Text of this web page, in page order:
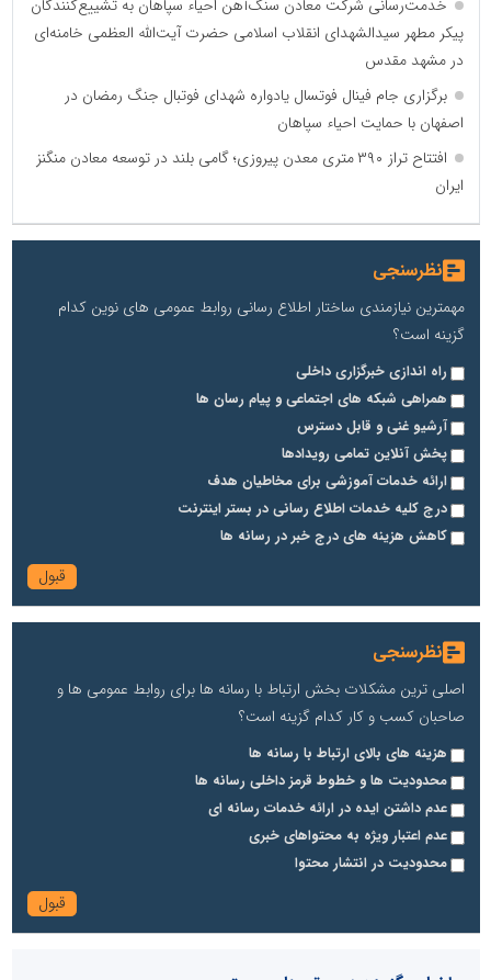
خدمت‌رسانی شرکت معادن سنگ‌آهن احیاء سپاهان به تشییع‌کنندگان
پیکر مطهر سیدالشهدای انقلاب اسلامی حضرت آیت‌الله العظمی خامنه‌ای
در مشهد مقدس
برگزاری جام فینال فوتسال یادواره شهدای فوتبال جنگ رمضان در
اصفهان با حمایت احیاء سپاهان
افتتاح تراز ۳۹۰ متری معدن پیروزی؛ گامی بلند در توسعه معادن منگنز
ایران
نظرسنجی
مهمترین نیازمندی ساختار اطلاع رسانی روابط عمومی های نوین کدام
گزینه است؟
راه اندازی خبرگزاری داخلی
همراهی شبکه های اجتماعی و پیام رسان ها
آرشیو غنی و قابل دسترس
پخش آنلاین تمامی رویدادها
ارائه خدمات آموزشی برای مخاطیان هدف
درج کلیه خدمات اطلاع رسانی در بستر اینترنت
کاهش هزینه های درج خبر در رسانه ها
نظرسنجی
اصلی ترین مشکلات بخش ارتباط با رسانه ها برای روابط عمومی ها و
صاحبان کسب و کار کدام گزینه است؟
هزینه های بالای ارتباط با رسانه ها
محدودیت ها و خطوط قرمز داخلی رسانه ها
عدم داشتن ایده در ارائه خدمات رسانه ای
عدم اعتبار ویژه به محتواهای خبری
محدودیت در انتشار محتوا